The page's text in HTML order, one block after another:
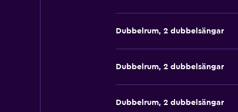
Dubbelrum, 2 dubbelsängar
Dubbelrum, 2 dubbelsängar
Dubbelrum, 2 dubbelsängar